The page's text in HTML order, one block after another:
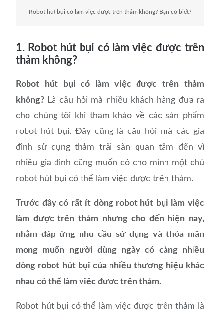
Robot hút bụi có làm việc được trên thảm không? Bạn có biết?
1. Robot hút bụi có làm việc được trên
thảm không?
Robot hút bụi có làm việc được trên thảm
không? Là câu hỏi mà nhiều khách hàng đưa ra
cho chúng tôi khi tham khảo về các sản phẩm
robot hút bụi. Đây cũng là câu hỏi mà các gia
đình sử dụng thảm trải sàn quan tâm đến vì
nhiều gia đình cũng muốn có cho mình một chú
robot hút bụi có thể làm việc được trên thảm.
Trước đây có rất ít dòng robot hút bụi làm việc
làm được trên thảm nhưng cho đến hiện nay,
nhằm đáp ứng nhu cầu sử dụng và thỏa mãn
mong muốn người dùng ngày có càng nhiều
dòng robot hút bụi của nhiều thương hiệu khác
nhau có thể làm việc được trên thảm.
Robot hút bụi có thể làm việc được trên thảm là